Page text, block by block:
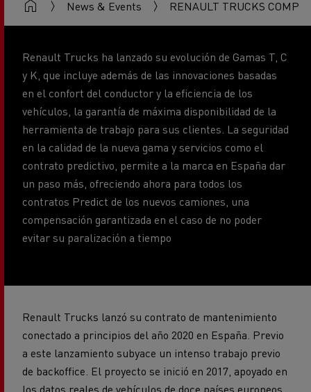
y K, que incluye además de las innovaciones basadas
en el confort del conductor y la eficiencia de los
vehículos, la garantía de máxima disponibilidad de la
herramienta de trabajo para sus clientes. La seguridad
en la calidad de la nueva gama y servicios como el
contrato predictivo, permite a la marca en España dar
un paso más, ofreciendo ahora para todos los
contratos Predict de los nuevos camiones, una
compensación garantizada en el caso de no poder
evitar su paralización a tiempo
conectado a principios del año 2020 en España. Previo
a este lanzamiento subyace un intenso trabajo previo
de backoffice. El proyecto se inició en 2017, apoyado en
los datos reales de vehículos de doce países europeos.
Una conectividad que involucra a toda la red europea y